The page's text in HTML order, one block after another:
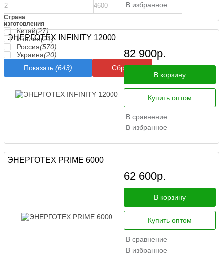
Страна
изготовления
Китай(27)
Италия(21)
Россия(570)
Украина(20)
Показать (643) Сброс
В избранное
ЭНЕРГОТЕХ INFINITY 12000
82 900р.
В корзину
Купить оптом
В сравнение
В избранное
ЭНЕРГОТЕХ PRIME 6000
62 600р.
В корзину
Купить оптом
В сравнение
В избранное